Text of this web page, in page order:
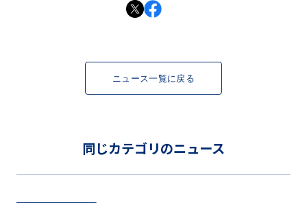
ニュース一覧に戻る
同じカテゴリのニュース